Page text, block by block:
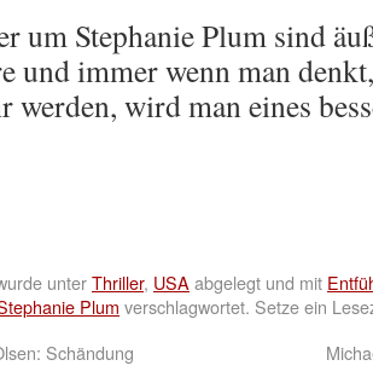
um Stephanie Plum sind
und immer wenn man
werden, wird man eines
unterThriller, USA abgelegt und mit
Plum verschlagwortet. Setze ein
Schändung